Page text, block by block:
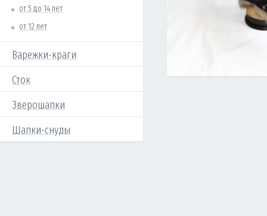
от 5 до 14 лет
от 12 лет
Варежки-краги
Сток
Зверошапки
Шапки-снуды